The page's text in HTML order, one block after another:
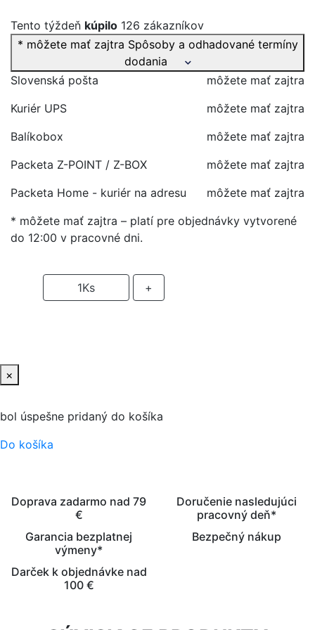
Tento týždeň kúpilo 126 zákazníkov
* môžete mať zajtra Spôsoby a odhadované termíny
dodania
Slovenská pošta
môžete mať zajtra
Kuriér UPS
môžete mať zajtra
Balíkobox
môžete mať zajtra
Packeta Z-POINT / Z-BOX
môžete mať zajtra
Packeta Home - kuriér na adresu
môžete mať zajtra
* môžete mať zajtra – platí pre objednávky vytvorené
do 12:00 v pracovné dni.
1Ks +
×
bol úspešne pridaný do košíka
Do košíka
Doprava zadarmo nad 79
€
Doručenie nasledujúci
pracovný deň*
Garancia bezplatnej
výmeny*
Bezpečný nákup
Darček k objednávke nad
100 €